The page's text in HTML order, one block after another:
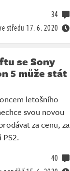
středu 17. 6. 2020
34
se Sony
5 může stát
letošního
svou novou
za cenu, za
40